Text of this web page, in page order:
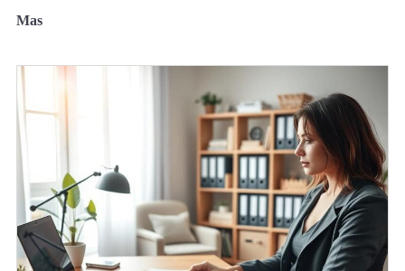
Mas